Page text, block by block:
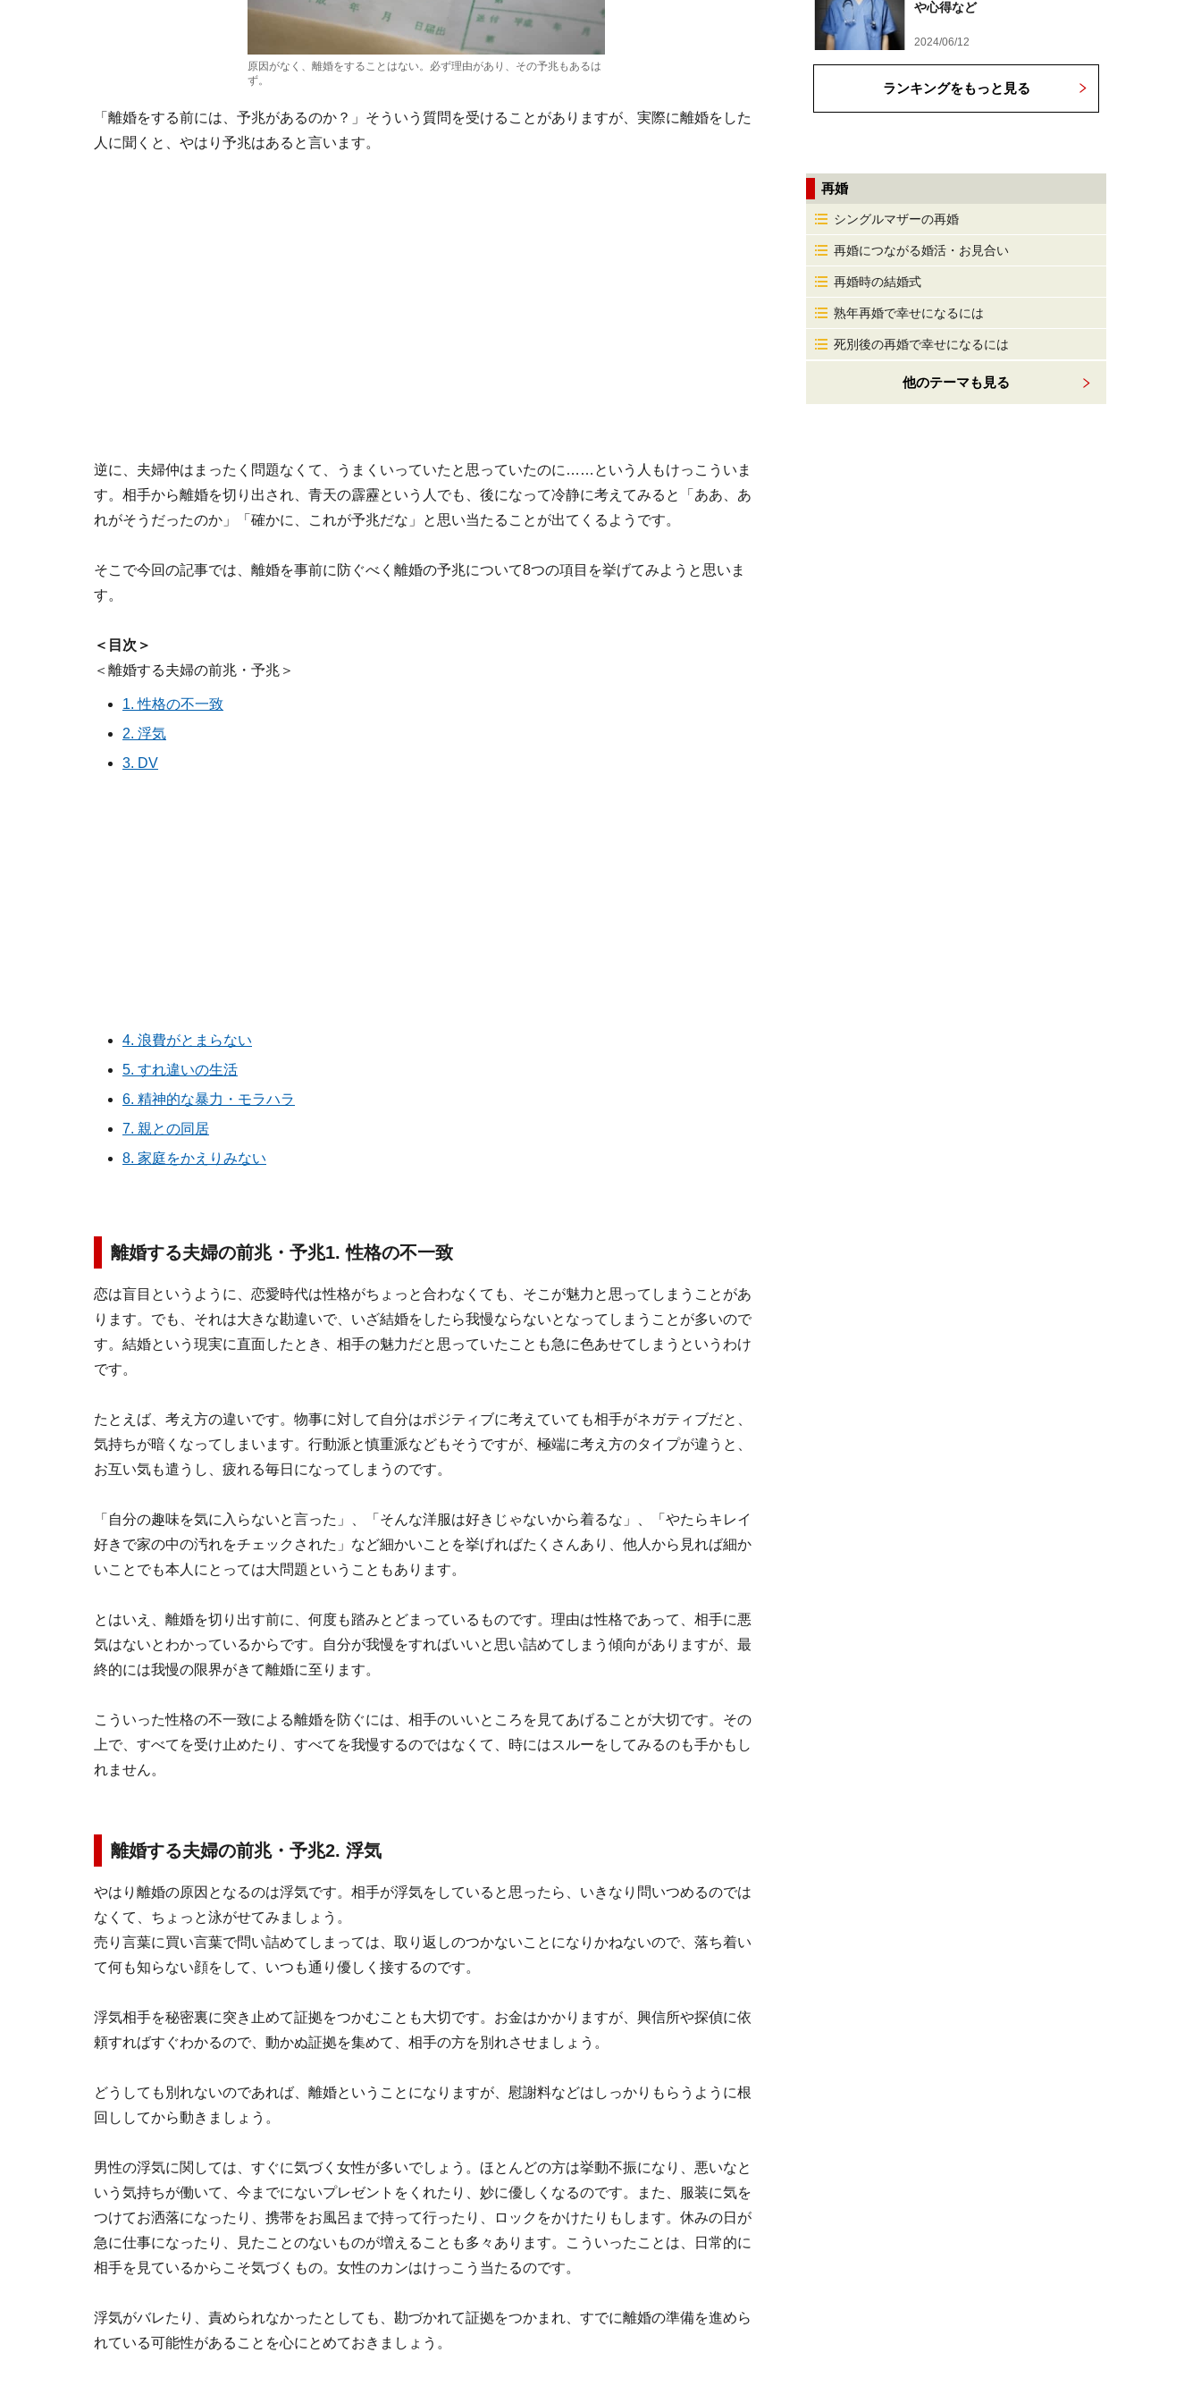
原因がなく、離婚をすることはない。必ず理由があり、その予兆もあるは
ず。
「離婚をする前には、予兆があるのか？」そういう質問を受けることがありますが、実際に離婚をした
人に聞くと、やはり予兆はあると言います。
逆に、夫婦仲はまったく問題なくて、うまくいっていたと思っていたのに……という人もけっこういま
す。相手から離婚を切り出され、青天の霹靂という人でも、後になって冷静に考えてみると「ああ、あ
れがそうだったのか」「確かに、これが予兆だな」と思い当たることが出てくるようです。
そこで今回の記事では、離婚を事前に防ぐべく離婚の予兆について8つの項目を挙げてみようと思いま
す。
＜目次＞
＜離婚する夫婦の前兆・予兆＞
1. 性格の不一致
2. 浮気
3. DV
4. 浪費がとまらない
5. すれ違いの生活
6. 精神的な暴力・モラハラ
7. 親との同居
8. 家庭をかえりみない
離婚する夫婦の前兆・予兆1. 性格の不一致
恋は盲目というように、恋愛時代は性格がちょっと合わなくても、そこが魅力と思ってしまうことがあ
ります。でも、それは大きな勘違いで、いざ結婚をしたら我慢ならないとなってしまうことが多いので
す。結婚という現実に直面したとき、相手の魅力だと思っていたことも急に色あせてしまうというわけ
です。
たとえば、考え方の違いです。物事に対して自分はポジティブに考えていても相手がネガティブだと、
気持ちが暗くなってしまいます。行動派と慎重派などもそうですが、極端に考え方のタイプが違うと、
お互い気も遣うし、疲れる毎日になってしまうのです。
「自分の趣味を気に入らないと言った」、「そんな洋服は好きじゃないから着るな」、「やたらキレイ
好きで家の中の汚れをチェックされた」など細かいことを挙げればたくさんあり、他人から見れば細か
いことでも本人にとっては大問題ということもあります。
とはいえ、離婚を切り出す前に、何度も踏みとどまっているものです。理由は性格であって、相手に悪
気はないとわかっているからです。自分が我慢をすればいいと思い詰めてしまう傾向がありますが、最
終的には我慢の限界がきて離婚に至ります。
こういった性格の不一致による離婚を防ぐには、相手のいいところを見てあげることが大切です。その
上で、すべてを受け止めたり、すべてを我慢するのではなくて、時にはスルーをしてみるのも手かもし
れません。
離婚する夫婦の前兆・予兆2. 浮気
やはり離婚の原因となるのは浮気です。相手が浮気をしていると思ったら、いきなり問いつめるのでは
なくて、ちょっと泳がせてみましょう。
売り言葉に買い言葉で問い詰めてしまっては、取り返しのつかないことになりかねないので、落ち着い
て何も知らない顔をして、いつも通り優しく接するのです。
浮気相手を秘密裏に突き止めて証拠をつかむことも大切です。お金はかかりますが、興信所や探偵に依
頼すればすぐわかるので、動かぬ証拠を集めて、相手の方を別れさせましょう。
どうしても別れないのであれば、離婚ということになりますが、慰謝料などはしっかりもらうように根
回ししてから動きましょう。
男性の浮気に関しては、すぐに気づく女性が多いでしょう。ほとんどの方は挙動不振になり、悪いなと
いう気持ちが働いて、今までにないプレゼントをくれたり、妙に優しくなるのです。また、服装に気を
つけてお洒落になったり、携帯をお風呂まで持って行ったり、ロックをかけたりもします。休みの日が
急に仕事になったり、見たことのないものが増えることも多々あります。こういったことは、日常的に
相手を見ているからこそ気づくもの。女性のカンはけっこう当たるのです。
浮気がバレたり、責められなかったとしても、勘づかれて証拠をつかまれ、すでに離婚の準備を進めら
れている可能性があることを心にとめておきましょう。
や心得など
2024/06/12
ランキングをもっと見る
再婚
シングルマザーの再婚
再婚につながる婚活・お見合い
再婚時の結婚式
熟年再婚で幸せになるには
死別後の再婚で幸せになるには
他のテーマも見る